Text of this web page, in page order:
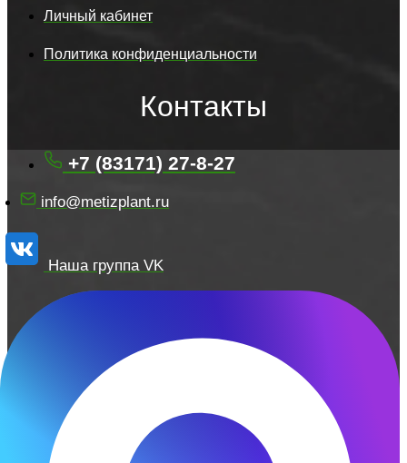
Личный кабинет
Политика конфиденциальности
Контакты
+7 (83171) 27-8-27
info@metizplant.ru
Наша группа VK